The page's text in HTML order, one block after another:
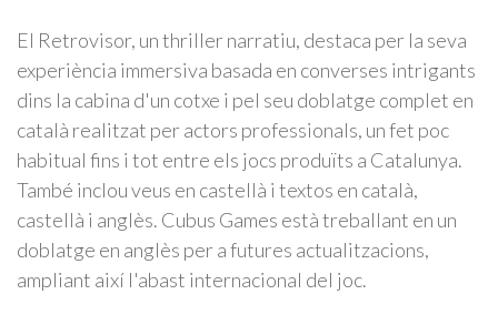
El Retrovisor, un thriller narratiu, destaca per la seva
experiència immersiva basada en converses intrigants
dins la cabina d'un cotxe i pel seu doblatge complet en
català realitzat per actors professionals, un fet poc
habitual fins i tot entre els jocs produïts a Catalunya.
També inclou veus en castellà i textos en català,
castellà i anglès. Cubus Games està treballant en un
doblatge en anglès per a futures actualitzacions,
ampliant així l'abast internacional del joc.